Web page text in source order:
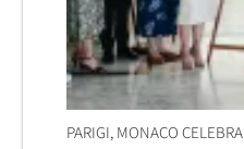
PARIGI, MONACO